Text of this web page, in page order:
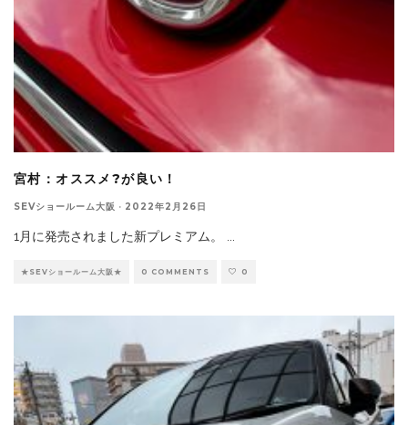
宮村：オススメ?が良い！
SEVショールーム大阪 · 2022年2月26日
1月に発売されました新プレミアム。
★SEVショールーム大阪★ 0 COMMENTS 0